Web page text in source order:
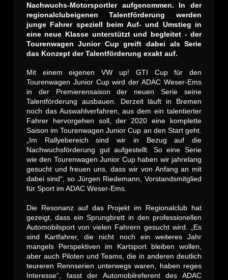
Nachwuchs-Motorsportler aufgenommen. In der
regionalclubeigenen Talentförderung werden
junge Fahrer speziell beim Auf- und Umstieg in
eine neue Klasse unterstützt und begleitet - der
Tourenwagen Junior Cup greift dabei als Serie
das Konzept der Talentförderung exakt auf.
Mit einem eigenen VW up! GTI Cup für den
Tourenwagen Junior Cup wird der ADAC Weser-Ems
in der Premierensaison der neuen Serie seine
Talentförderung ausbauen. Derzeit läuft in Bremen
noch das Auswahlverfahren, aus dem ein talentierter
Fahrer hervorgehen soll, der 2020 eine komplette
Saison im Tourenwagen Junior Cup an den Start geht.
„Im Rallyebereich sind wir in Bezug auf die
Nachwuchsförderung gut aufgestellt. So eine Serie
wie den Tourenwagen Junior Cup haben wir jahrelang
gesucht und freuen uns, dass wir von Anfang an mit
dabei sind“, so Jürgen Riedemann, Vorstandsmitglied
für Sport im ADAC Weser-Ems.
Die Resonanz auf das Projekt im Regionalclub hat
gezeigt, dass ein Sprungbrett in den professionellen
Automobilsport von vielen Fahrern gesucht wird. „Es
sind Kartfahrer, die nicht noch ein weiteres Jahr
mangels Perspektiven im Kartsport bleiben wollen,
aber auch Piloten und Teams, die in anderen deutlich
teureren Rennserien unterwegs waren, haben reges
Interesse“, fasst der Automobilreferent des ADAC